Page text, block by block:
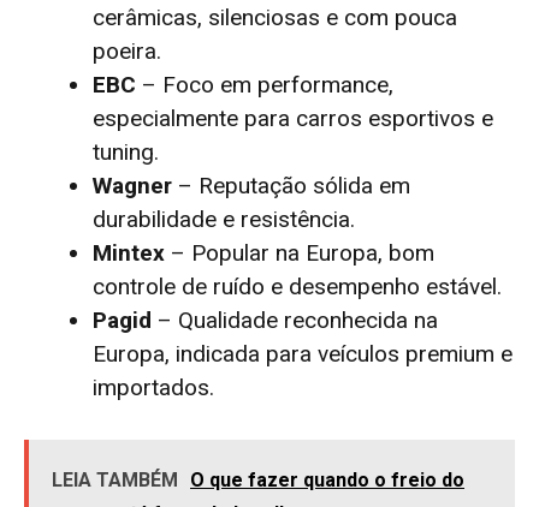
cerâmicas, silenciosas e com pouca
poeira.
EBC – Foco em performance,
especialmente para carros esportivos e
tuning.
Wagner – Reputação sólida em
durabilidade e resistência.
Mintex – Popular na Europa, bom
controle de ruído e desempenho estável.
Pagid – Qualidade reconhecida na
Europa, indicada para veículos premium e
importados.
LEIA TAMBÉM
O que fazer quando o freio do